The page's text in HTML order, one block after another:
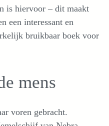
is hiervoor – dit maakt
een interessant en
bruikbaar boek voor
mens
voren gebracht.